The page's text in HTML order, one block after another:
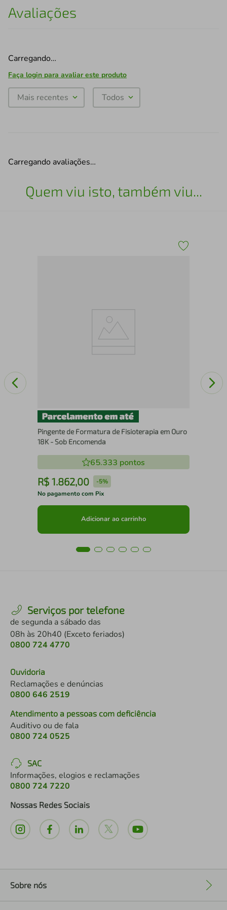
Avaliações
Carregando…
Faça login para avaliar este produto
Mais recentes Todos
Carregando avaliações…
Quem viu isto, também viu...
Pingente de Formatura de Fisioterapia em Ouro
18K - Sob Encomenda
65.333 pontos
R$ 1.862,00 -5%
No pagamento com Pix
Adicionar ao carrinho
Serviços por telefone
de segunda a sábado das
08h às 20h40 (Exceto feriados)
0800 724 4770
Ouvidoria
Reclamações e denúncias
0800 646 2519
Atendimento a pessoas com deficiência
Auditivo ou de fala
0800 724 0525
SAC
Informações, elogios e reclamações
0800 724 7220
Nossas Redes Sociais
Sobre nós